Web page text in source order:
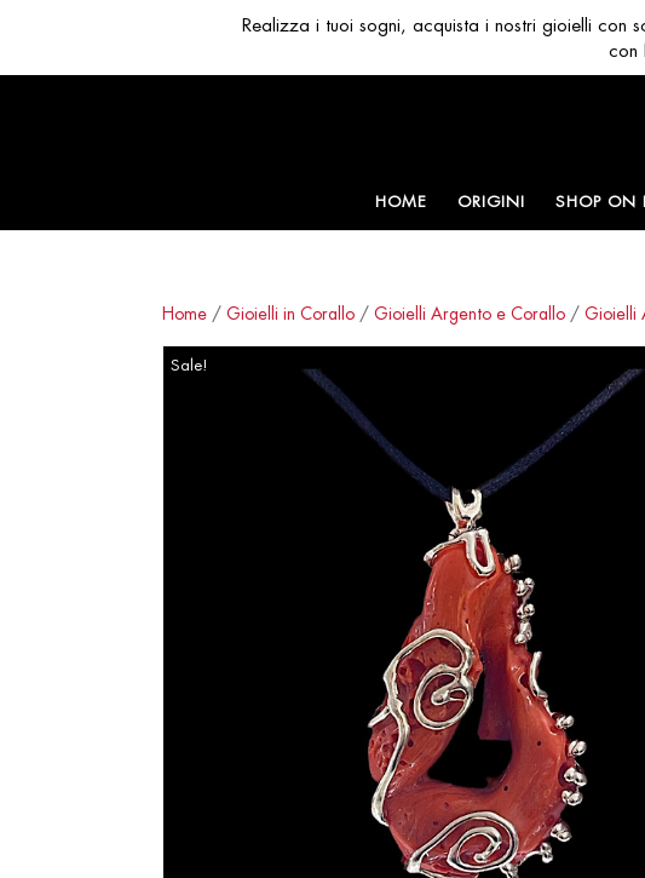
HOME ORIGINI SHOP ON
Home /Gioielli in Corallo /Gioielli Argento e Corallo /Gioielli
Sale!
Realizza i tuoi sogni, acquista i nostri gioielli con
con